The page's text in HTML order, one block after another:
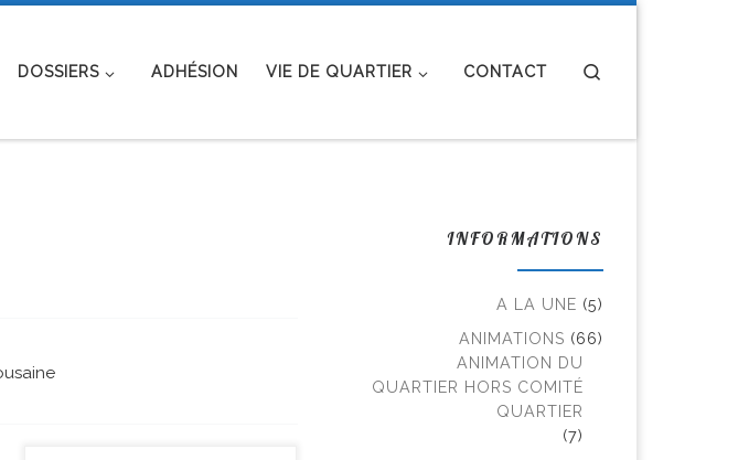
DOSSIERS ADHÉSION VIE DE QUARTIER CONTACT
INFORMATIONS
A LA UNE (5)
ANIMATIONS (66)
ANIMATION DU
QUARTIER HORS COMITÉ
QUARTIER
(7)